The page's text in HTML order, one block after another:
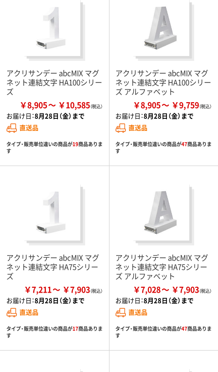
アクリサンデー abcMIX マグ
ネット連結文字 HA100シリー
ズ
￥8,905 ￥10,585
お届け日：8月28日（金）まで
直送品
タイプ・販売単位違いの商品が19商品ありま
す
アクリサンデー abcMIX マグ
ネット連結文字 HA100シリー
ズ アルファベット
￥8,905 ￥9,759
お届け日：8月28日（金）まで
直送品
タイプ・販売単位違いの商品が47商品ありま
す
アクリサンデー abcMIX マグ
ネット連結文字 HA75シリー
ズ
￥7,211 ￥7,903
お届け日：8月28日（金）まで
直送品
タイプ・販売単位違いの商品が17商品ありま
す
アクリサンデー abcMIX マグ
ネット連結文字 HA75シリー
ズ アルファベット
￥7,028 ￥7,903
お届け日：8月28日（金）まで
直送品
タイプ・販売単位違いの商品が47商品ありま
す